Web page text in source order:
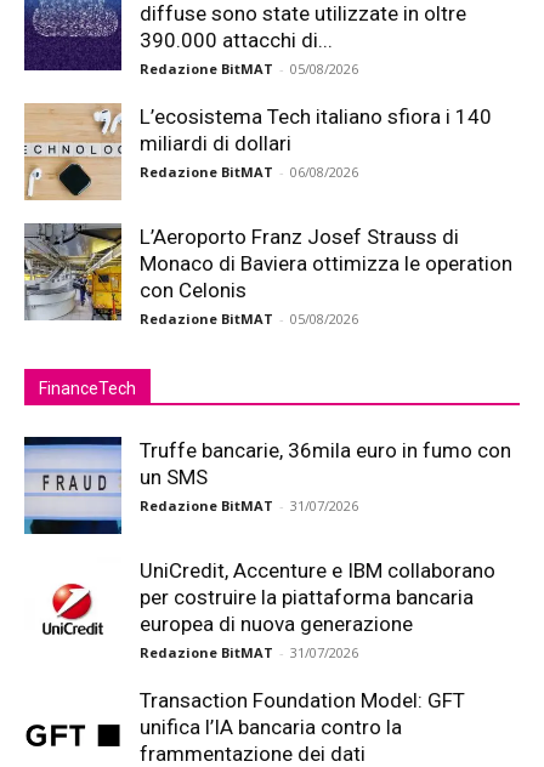
diffuse sono state utilizzate in oltre
390.000 attacchi di...
Redazione BitMAT - 05/08/2026
L’ecosistema Tech italiano sfiora i 140
miliardi di dollari
Redazione BitMAT - 06/08/2026
L’Aeroporto Franz Josef Strauss di
Monaco di Baviera ottimizza le operation
con Celonis
Redazione BitMAT - 05/08/2026
FinanceTech
Truffe bancarie, 36mila euro in fumo con
un SMS
Redazione BitMAT - 31/07/2026
UniCredit, Accenture e IBM collaborano
per costruire la piattaforma bancaria
europea di nuova generazione
Redazione BitMAT - 31/07/2026
Transaction Foundation Model: GFT
unifica l’IA bancaria contro la
frammentazione dei dati